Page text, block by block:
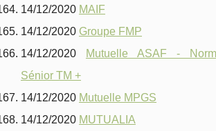
14/12/2020 MAIF
14/12/2020 Groupe FMP
14/12/2020
Mutuelle ASAF -
Sénior TM +
14/12/2020 Mutuelle MPGS
14/12/2020 MUTUALIA